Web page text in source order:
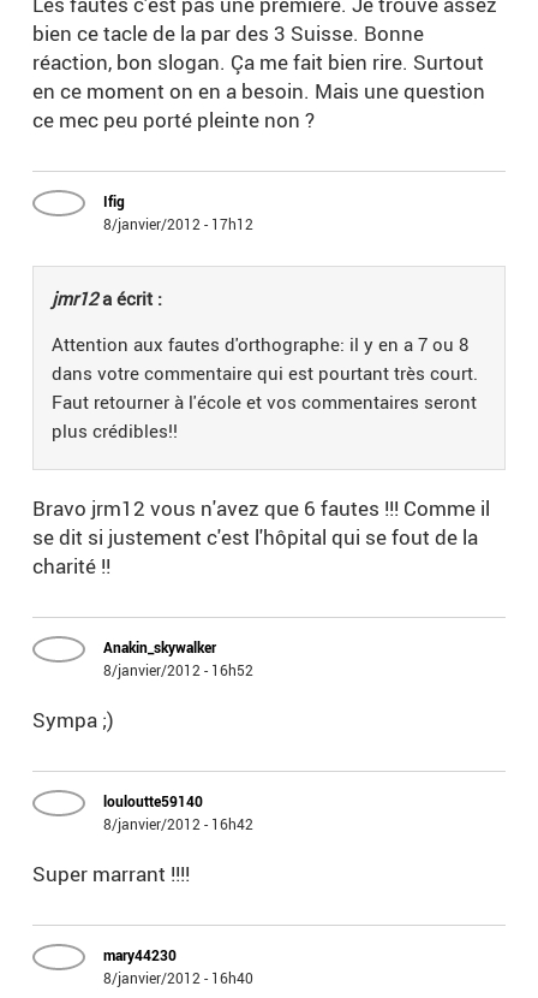
bien ce tacle de la par des 3 Suisse. Bonne
réaction, bon slogan. Ça me fait bien rire. Surtout
en ce moment on en a besoin. Mais une question
ce mec peu porté pleinte non ?
Ifig
8/janvier/2012 - 17h12
jmr12a écrit :
Attention aux fautes d'orthographe: il y en a 7 ou 8
dans votre commentaire qui est pourtant très court.
Faut retourner à l'école et vos commentaires seront
plus crédibles!!
Bravo jrm12 vous n'avez que 6 fautes !!! Comme il
se dit si justement c'est l'hôpital qui se fout de la
charité !!
Anakin_skywalker
8/janvier/2012 - 16h52
Sympa ;)
louloutte59140
8/janvier/2012 - 16h42
Super marrant !!!!
mary44230
8/janvier/2012 - 16h40